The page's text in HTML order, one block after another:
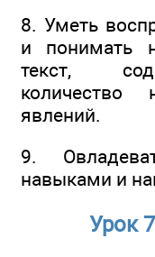
8. Уметь
и понимать
текст,
количество
явлений.
9.
навыками и
Урок